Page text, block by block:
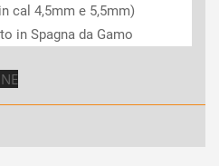
cal 4,5mm e 5,5mm)
in Spagna da Gamo